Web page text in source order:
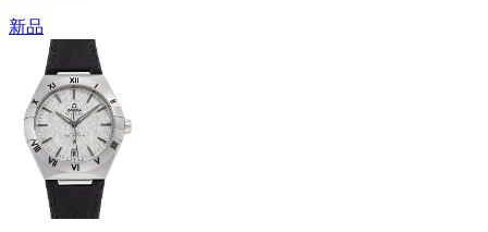
新品